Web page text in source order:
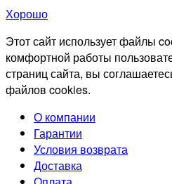
Хорошо
Этот сайт использует файлы
комфортной работы
страниц сайта, вы
файлов cookies.
О компании
Гарантии
Условия возврата
Доставка